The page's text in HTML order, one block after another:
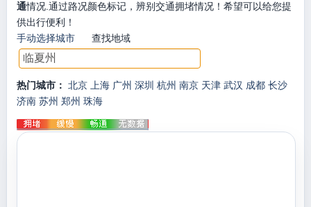
通情况.通过路况颜色标记，辨别交通拥堵情况！希望可以给您提
供出行便利！
手动选择城市
查找地域
热门城市： 北京 上海 广州 深圳 杭州 南京 天津 武汉 成都 长沙
济南 苏州 郑州 珠海